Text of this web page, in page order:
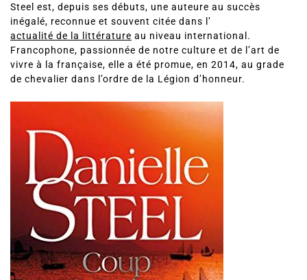
Steel est, depuis ses débuts, une auteure au succès
inégalé, reconnue et souvent citée dans l’
actualité de la littérature au niveau international.
Francophone, passionnée de notre culture et de l’art de
vivre à la française, elle a été promue, en 2014, au grade
de chevalier dans l’ordre de la Légion d’honneur.